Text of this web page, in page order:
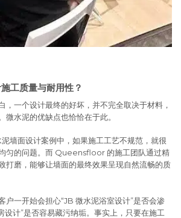
工质量与耐用性？
，一个设计最终的好坏，并不完全取决于材料，
微水泥的优缺点也恰恰在于此。
墙面设计案例中，如果施工工艺不规范，就很
匀的问题。而 Queensfloor 的施工团队通过精
打磨，能够让墙面的最终效果呈现自然流畅的质
户一开始会担心“JB 微水泥浴室设计”是否会渗
设计”是否容易藏污纳垢。事实上，只要在施工